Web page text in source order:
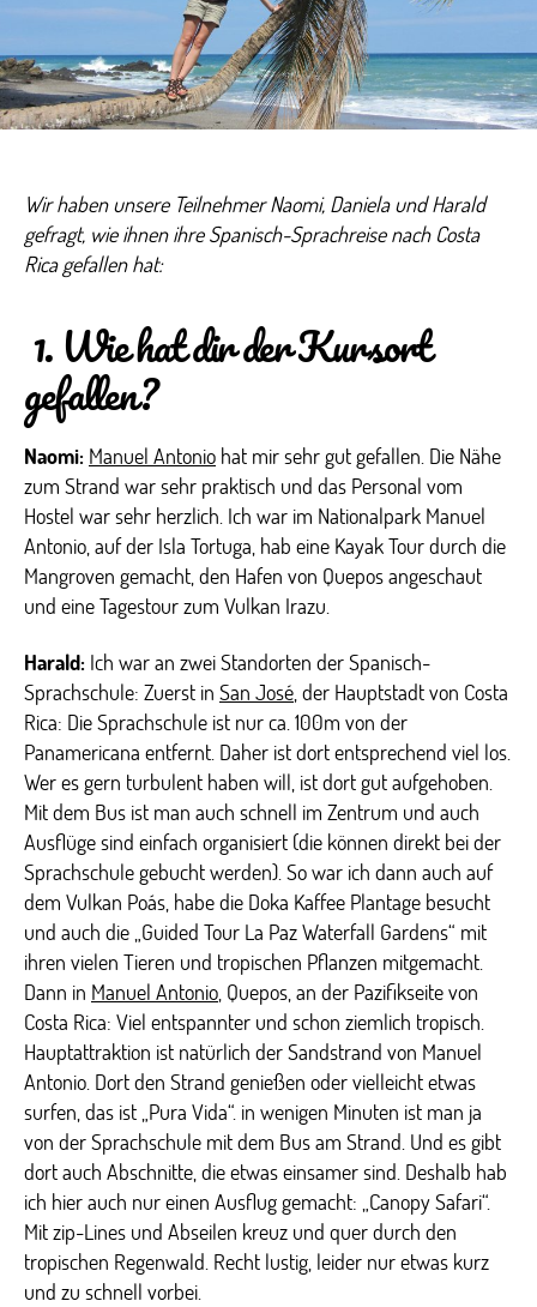
Wir haben unsere Teilnehmer Naomi, Daniela und Harald
gefragt, wie ihnen ihre Spanisch-Sprachreise nach Costa
Rica gefallen hat:
1. Wie hat dir der Kursort
gefallen?
Naomi: Manuel Antonio hat mir sehr gut gefallen. Die Nähe
zum Strand war sehr praktisch und das Personal vom
Hostel war sehr herzlich. Ich war im Nationalpark Manuel
Antonio, auf der Isla Tortuga, hab eine Kayak Tour durch die
Mangroven gemacht, den Hafen von Quepos angeschaut
und eine Tagestour zum Vulkan Irazu.
Harald: Ich war an zwei Standorten der Spanisch-
Sprachschule: Zuerst in San José, der Hauptstadt von Costa
Rica: Die Sprachschule ist nur ca. 100m von der
Panamericana entfernt. Daher ist dort entsprechend viel los.
Wer es gern turbulent haben will, ist dort gut aufgehoben.
Mit dem Bus ist man auch schnell im Zentrum und auch
Ausflüge sind einfach organisiert (die können direkt bei der
Sprachschule gebucht werden). So war ich dann auch auf
dem Vulkan Poás, habe die Doka Kaffee Plantage besucht
und auch die „Guided Tour La Paz Waterfall Gardens“ mit
ihren vielen Tieren und tropischen Pflanzen mitgemacht.
Dann in Manuel Antonio, Quepos, an der Pazifikseite von
Costa Rica: Viel entspannter und schon ziemlich tropisch.
Hauptattraktion ist natürlich der Sandstrand von Manuel
Antonio. Dort den Strand genießen oder vielleicht etwas
surfen, das ist „Pura Vida“. in wenigen Minuten ist man ja
von der Sprachschule mit dem Bus am Strand. Und es gibt
dort auch Abschnitte, die etwas einsamer sind. Deshalb hab
ich hier auch nur einen Ausflug gemacht: „Canopy Safari“.
Mit zip-Lines und Abseilen kreuz und quer durch den
tropischen Regenwald. Recht lustig, leider nur etwas kurz
und zu schnell vorbei.